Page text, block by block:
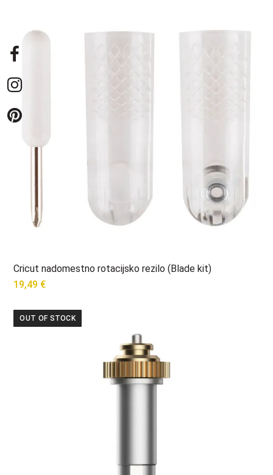
Cricut nadomestno rotacijsko rezilo (Blade kit)
19,49 €
OUT OF STOCK